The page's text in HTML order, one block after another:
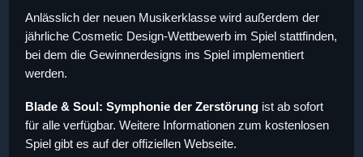
Anlässlich der neuen Musikerklasse wird außerdem der
jährliche Cosmetic Design-Wettbewerb im Spiel stattfinden,
bei dem die Gewinnerdesigns ins Spiel implementiert
werden.
Blade & Soul: Symphonie der Zerstörung ist ab sofort
für alle verfügbar. Weitere Informationen zum kostenlosen
Spiel gibt es auf der offiziellen Webseite.